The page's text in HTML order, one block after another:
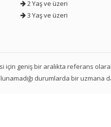
2 Yaş ve üzeri
3 Yaş ve üzeri
için geniş bir aralıkta referans
durumlarda bir uzmana